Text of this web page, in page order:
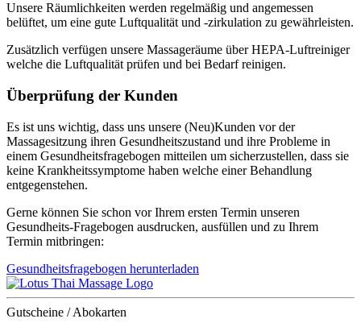
Unsere Räumlichkeiten werden regelmäßig und angemessen
belüftet, um eine gute Luftqualität und -zirkulation zu gewährleisten.
Zusätzlich verfügen unsere Massageräume über HEPA-Luftreiniger
welche die Luftqualität prüfen und bei Bedarf reinigen.
Überprüfung der Kunden
Es ist uns wichtig, dass uns unsere (Neu)Kunden vor der
Massagesitzung ihren Gesundheitszustand und ihre Probleme in
einem Gesundheitsfragebogen mitteilen um sicherzustellen, dass sie
keine Krankheitssymptome haben welche einer Behandlung
entgegenstehen.
Gerne können Sie schon vor Ihrem ersten Termin unseren
Gesundheits-Fragebogen ausdrucken, ausfüllen und zu Ihrem
Termin mitbringen:
Gesundheitsfragebogen herunterladen
Gutscheine / Abokarten